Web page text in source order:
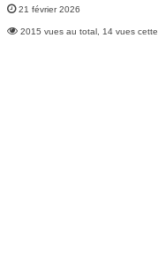
21 février 2026
2015 vues au total, 14 vues